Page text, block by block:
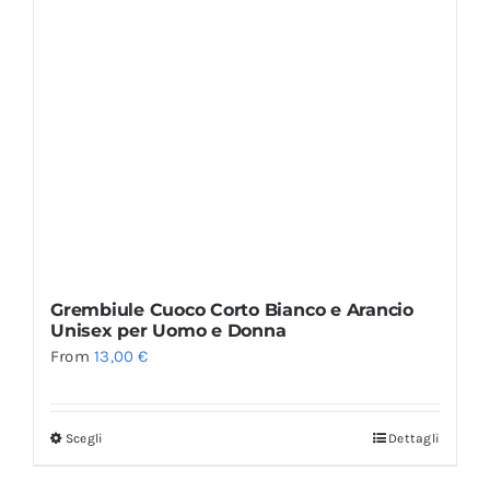
Grembiule Cuoco Corto Bianco e Arancio
Unisex per Uomo e Donna
From13,00€
Scegli Dettagli